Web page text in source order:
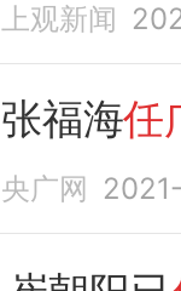
上观新闻
张福海任
央广网